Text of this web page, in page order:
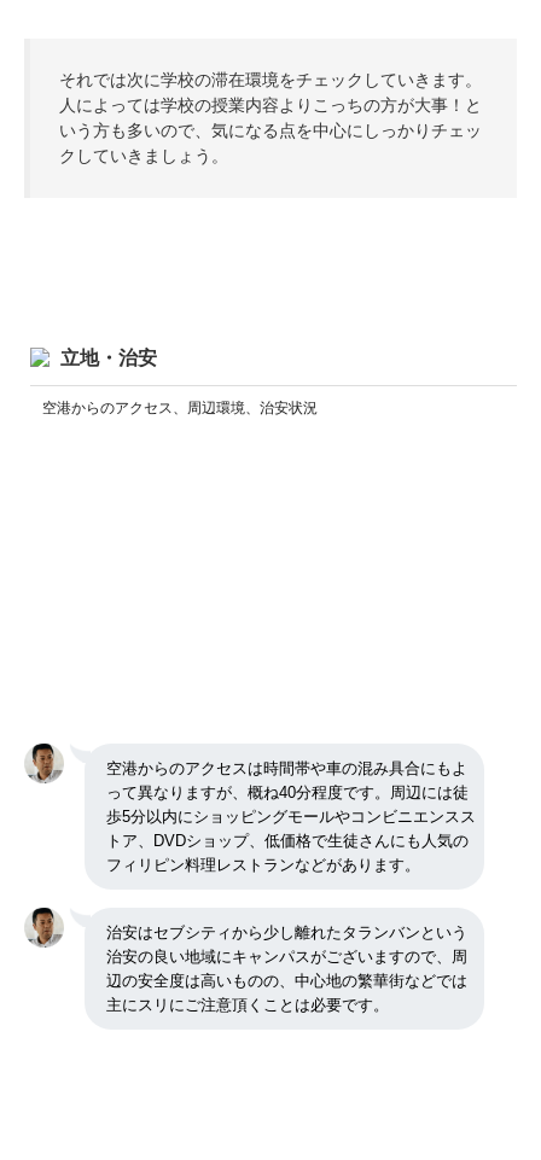
それでは次に学校の滞在環境をチェックしていきます。
人によっては学校の授業内容よりこっちの方が大事！と
いう方も多いので、気になる点を中心にしっかりチェッ
クしていきましょう。
立地・治安
空港からのアクセス、周辺環境、治安状況
空港からのアクセスは時間帯や車の混み具合にもよ
って異なりますが、概ね40分程度です。周辺には徒
歩5分以内にショッピングモールやコンビニエンスス
トア、DVDショップ、低価格で生徒さんにも人気の
フィリピン料理レストランなどがあります。
治安はセブシティから少し離れたタランバンという
治安の良い地域にキャンパスがございますので、周
辺の安全度は高いものの、中心地の繁華街などでは
主にスリにご注意頂くことは必要です。